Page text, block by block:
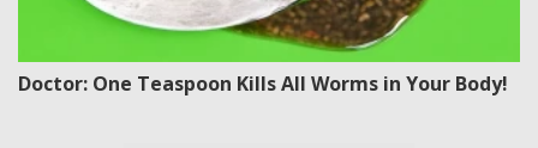
Doctor: One Teaspoon Kills All Worms in Your Body!